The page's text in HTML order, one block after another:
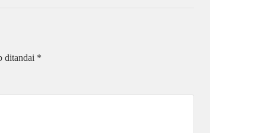
ditandai *